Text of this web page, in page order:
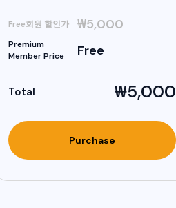
Free회원 할인가 ₩5,000
Premium
Member Price
Free
Total ₩5,000
Purchase